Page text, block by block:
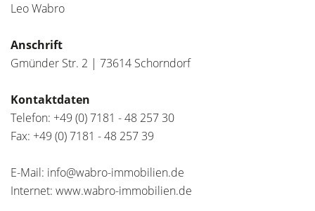
Leo Wabro
Anschrift
Gmünder Str. 2 | 73614 Schorndorf
Kontaktdaten
Telefon: +49 (0) 7181 - 48 257 30
Fax: +49 (0) 7181 - 48 257 39
E-Mail: info@wabro-immobilien.de
Internet: www.wabro-immobilien.de